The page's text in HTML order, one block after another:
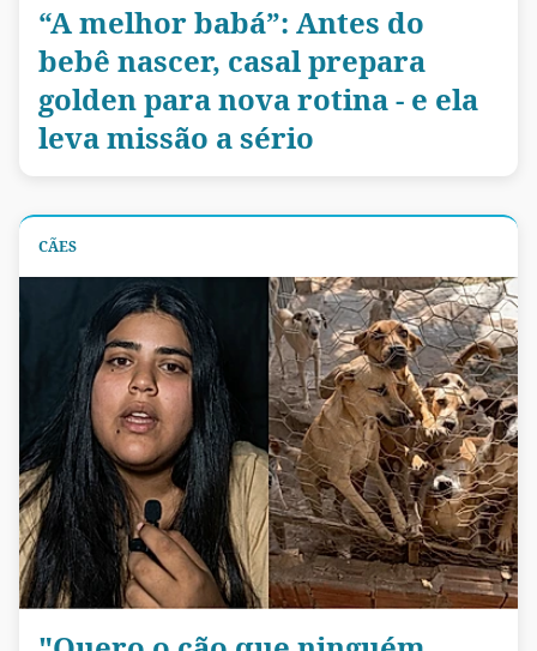
“A melhor babá”: Antes do
bebê nascer, casal prepara
golden para nova rotina - e ela
leva missão a sério
CÃES